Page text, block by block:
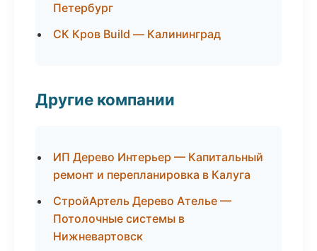
Петербург
СК Кров Build — Калининград
Другие компании
ИП Дерево Интерьер — Капитальный
ремонт и перепланировка в Калуга
СтройАртель Дерево Ателье —
Потолочные системы в
Нижневартовск